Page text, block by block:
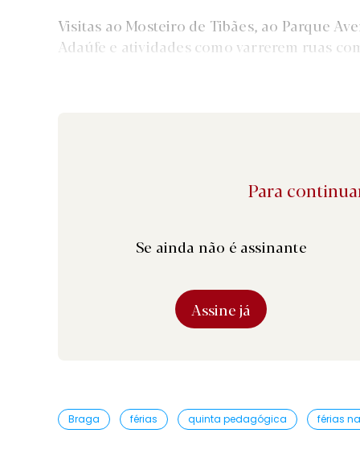
Visitas ao Mosteiro de Tibães, ao Parque
Adaúfe e atividades como varrerem ruas
Para
Se ainda não é assinante
Assine já
Braga férias quinta pedagógica férias